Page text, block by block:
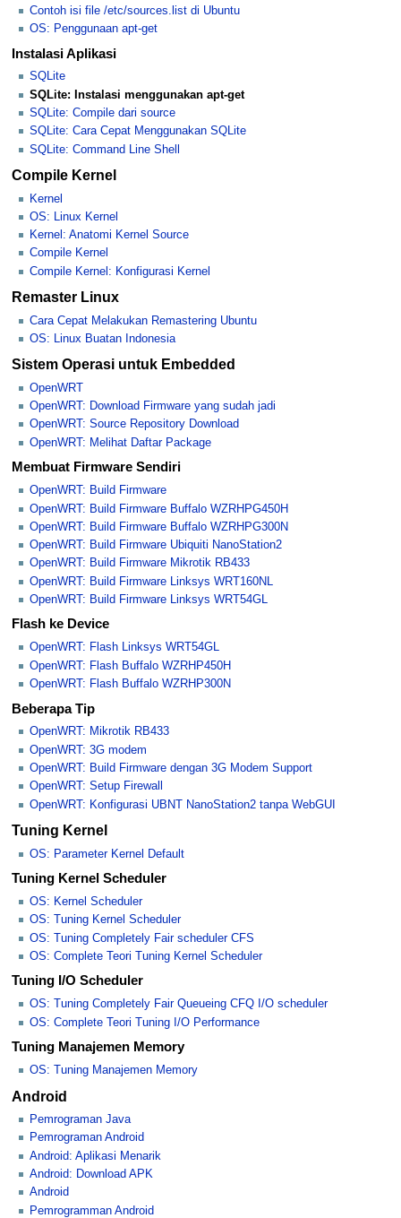
Contoh isi file /etc/sources.list di Ubuntu
OS: Penggunaan apt-get
Instalasi Aplikasi
SQLite
SQLite: Instalasi menggunakan apt-get
SQLite: Compile dari source
SQLite: Cara Cepat Menggunakan SQLite
SQLite: Command Line Shell
Compile Kernel
Kernel
OS: Linux Kernel
Kernel: Anatomi Kernel Source
Compile Kernel
Compile Kernel: Konfigurasi Kernel
Remaster Linux
Cara Cepat Melakukan Remastering Ubuntu
OS: Linux Buatan Indonesia
Sistem Operasi untuk Embedded
OpenWRT
OpenWRT: Download Firmware yang sudah jadi
OpenWRT: Source Repository Download
OpenWRT: Melihat Daftar Package
Membuat Firmware Sendiri
OpenWRT: Build Firmware
OpenWRT: Build Firmware Buffalo WZRHPG450H
OpenWRT: Build Firmware Buffalo WZRHPG300N
OpenWRT: Build Firmware Ubiquiti NanoStation2
OpenWRT: Build Firmware Mikrotik RB433
OpenWRT: Build Firmware Linksys WRT160NL
OpenWRT: Build Firmware Linksys WRT54GL
Flash ke Device
OpenWRT: Flash Linksys WRT54GL
OpenWRT: Flash Buffalo WZRHP450H
OpenWRT: Flash Buffalo WZRHP300N
Beberapa Tip
OpenWRT: Mikrotik RB433
OpenWRT: 3G modem
OpenWRT: Build Firmware dengan 3G Modem Support
OpenWRT: Setup Firewall
OpenWRT: Konfigurasi UBNT NanoStation2 tanpa WebGUI
Tuning Kernel
OS: Parameter Kernel Default
Tuning Kernel Scheduler
OS: Kernel Scheduler
OS: Tuning Kernel Scheduler
OS: Tuning Completely Fair scheduler CFS
OS: Complete Teori Tuning Kernel Scheduler
Tuning I/O Scheduler
OS: Tuning Completely Fair Queueing CFQ I/O scheduler
OS: Complete Teori Tuning I/O Performance
Tuning Manajemen Memory
OS: Tuning Manajemen Memory
Android
Pemrograman Java
Pemrograman Android
Android: Aplikasi Menarik
Android: Download APK
Android
Pemrogramman Android